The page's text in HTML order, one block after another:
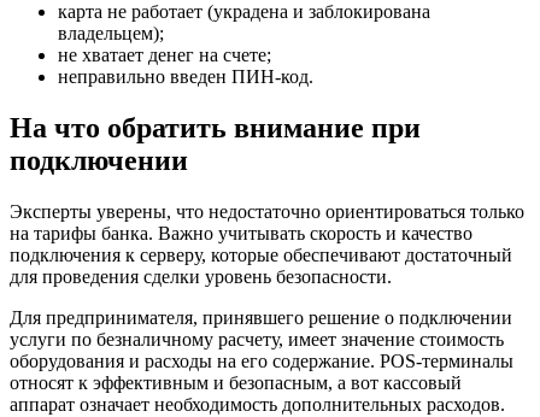
карта не работает (украдена и заблокирована
владельцем);
не хватает денег на счете;
неправильно введен ПИН-код.
На что обратить внимание при
подключении
Эксперты уверены, что недостаточно ориентироваться только
на тарифы банка. Важно учитывать скорость и качество
подключения к серверу, которые обеспечивают достаточный
для проведения сделки уровень безопасности.
Для предпринимателя, принявшего решение о подключении
услуги по безналичному расчету, имеет значение стоимость
оборудования и расходы на его содержание. POS-терминалы
относят к эффективным и безопасным, а вот кассовый
аппарат означает необходимость дополнительных расходов.